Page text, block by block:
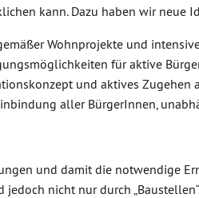
kann. Dazu haben wir neue
Wohnprojekte und
für aktive
und aktives Zugehen
aller BürgerInnen,
und damit die notwendige
nicht nur durch